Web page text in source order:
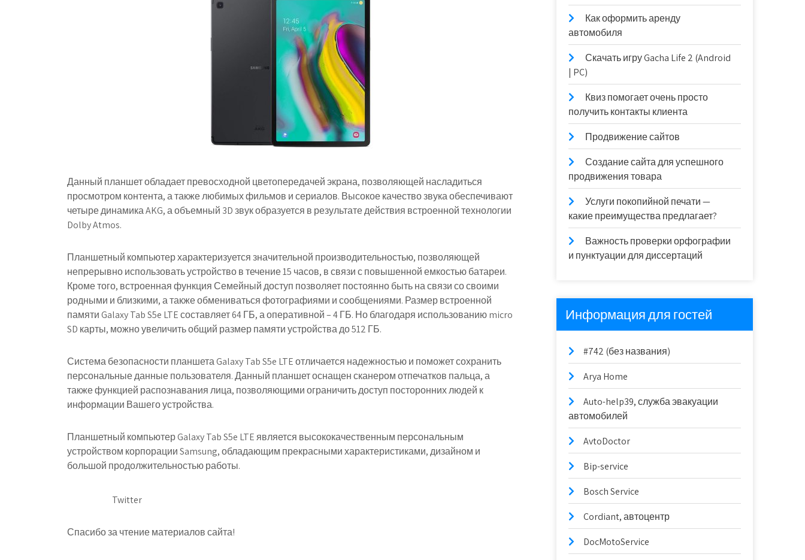
Данный планшет обладает превосходной цветопередачей экрана, позволяющей насладиться
просмотром контента, а также любимых фильмов и сериалов. Высокое качество звука обеспечивают
четыре динамика AKG, а объемный 3D звук образуется в результате действия встроенной технологии
Dolby Atmos.
Планшетный компьютер характеризуется значительной производительностью, позволяющей
непрерывно использовать устройство в течение 15 часов, в связи с повышенной емкостью батареи.
Кроме того, встроенная функция Семейный доступ позволяет постоянно быть на связи со своими
родными и близкими, а также обмениваться фотографиями и сообщениями. Размер встроенной
памяти Galaxy Tab S5e LTE составляет 64 ГБ, а оперативной – 4 ГБ. Но благодаря использованию micro
SD карты, можно увеличить общий размер памяти устройства до 512 ГБ.
Система безопасности планшета Galaxy Tab S5e LTE отличается надежностью и поможет сохранить
персональные данные пользователя. Данный планшет оснащен сканером отпечатков пальца, а
также функцией распознавания лица, позволяющими ограничить доступ посторонних людей к
информации Вашего устройства.
Планшетный компьютер Galaxy Tab S5e LTE является высококачественным персональным
устройством корпорации Samsung, обладающим прекрасными характеристиками, дизайном и
большой продолжительностью работы.
Twitter
Спасибо за чтение материалов сайта!
Как оформить аренду
автомобиля
Скачать игру Gacha Life 2 (Android
| PC)
Квиз помогает очень просто
получить контакты клиента
Продвижение сайтов
Создание сайта для успешного
продвижения товара
Услуги покопийной печати —
какие преимущества предлагает?
Важность проверки орфографии
и пунктуации для диссертаций
Информация для гостей
#742 (без названия)
Arya Home
Auto-help39, служба эвакуации
автомобилей
AvtoDoctor
Bip-service
Bosch Service
Cordiant, автоцентр
DocMotoService